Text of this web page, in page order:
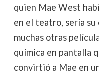
quien Mae West
en el teatro, sería
muchas otras
química en pantalla
convirtió a Mae en